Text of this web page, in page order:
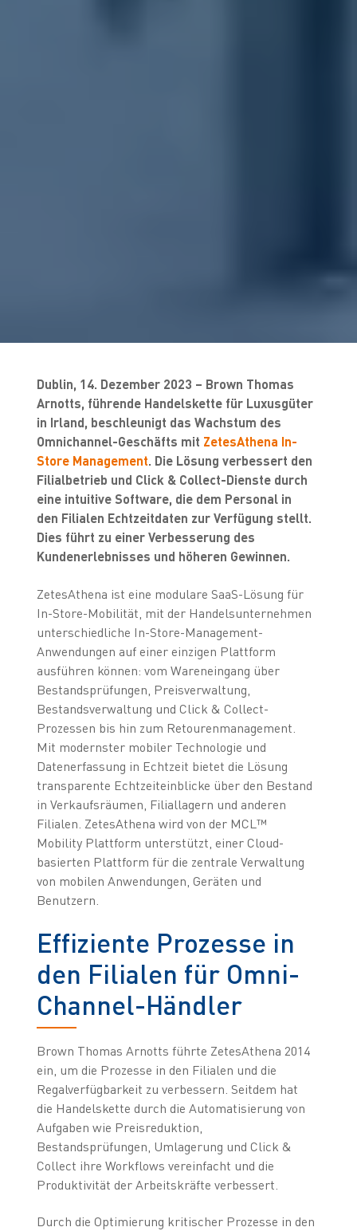
Dublin, 14. Dezember 2023 – Brown Thomas
Arnotts, führende Handelskette für Luxusgüter
in Irland, beschleunigt das Wachstum des
Omnichannel-Geschäfts mit ZetesAthena In-
Store Management. Die Lösung verbessert den
Filialbetrieb und Click & Collect-Dienste durch
eine intuitive Software, die dem Personal in
den Filialen Echtzeitdaten zur Verfügung stellt.
Dies führt zu einer Verbesserung des
Kundenerlebnisses und höheren Gewinnen.
ZetesAthena ist eine modulare SaaS-Lösung für
In-Store-Mobilität, mit der Handelsunternehmen
unterschiedliche In-Store-Management-
Anwendungen auf einer einzigen Plattform
ausführen können: vom Wareneingang über
Bestandsprüfungen, Preisverwaltung,
Bestandsverwaltung und Click & Collect-
Prozessen bis hin zum Retourenmanagement.
Mit modernster mobiler Technologie und
Datenerfassung in Echtzeit bietet die Lösung
transparente Echtzeiteinblicke über den Bestand
in Verkaufsräumen, Filiallagern und anderen
Filialen. ZetesAthena wird von der MCL™
Mobility Plattform unterstützt, einer Cloud-
basierten Plattform für die zentrale Verwaltung
von mobilen Anwendungen, Geräten und
Benutzern.
Effiziente Prozesse in
den Filialen für Omni-
Channel-Händler
Brown Thomas Arnotts führte ZetesAthena 2014
ein, um die Prozesse in den Filialen und die
Regalverfügbarkeit zu verbessern. Seitdem hat
die Handelskette durch die Automatisierung von
Aufgaben wie Preisreduktion,
Bestandsprüfungen, Umlagerung und Click &
Collect ihre Workflows vereinfacht und die
Produktivität der Arbeitskräfte verbessert.
Durch die Optimierung kritischer Prozesse in den